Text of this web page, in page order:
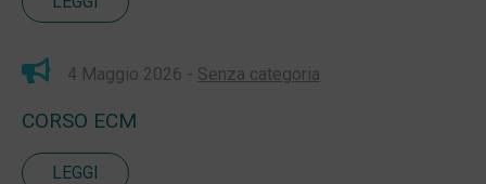
4 Maggio 2026 - Senza categoria
CORSO ECM
LEGGI